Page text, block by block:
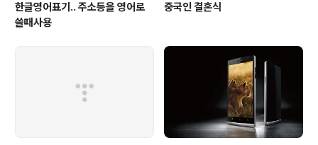
한글영어표기.. 주소등을 영어로
쓸때사용
중국인 결혼식